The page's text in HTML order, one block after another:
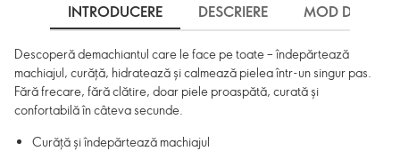
INTRODUCERE DESCRIERE MOD DE
Descoperă demachiantul care le face pe toate – îndepărtează
machiajul, curăță, hidratează și calmează pielea într-un singur pas.
Fără frecare, fără clătire, doar piele proaspătă, curată și
confortabilă în câteva secunde.
Curăță și îndepărtează machiajul